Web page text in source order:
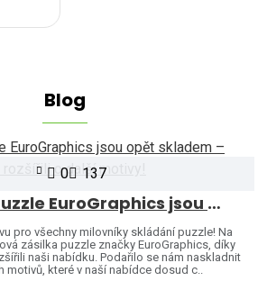
Blog
0 137
Oblíbené puzzle EuroGraphics jsou opět skladem – naši nabídku jsme rozšířili o další motivy!
pro všechny milovníky skládání puzzle! Na
zásilka puzzle značky EuroGraphics, díky
naši nabídku. Podařilo se nám naskladnit
motivů, které v naší nabídce dosud c..